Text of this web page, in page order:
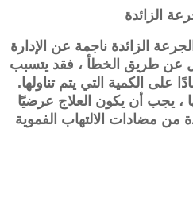
الزائدة
الزائدة ناجمة عن الإدارة
عن طريق الخطأ ، فقد يتسبب
على الكمية التي يتم تناولها.
، يجب أن يكون العلاج عرضيًا
من مضادات الالتهاب الفموية